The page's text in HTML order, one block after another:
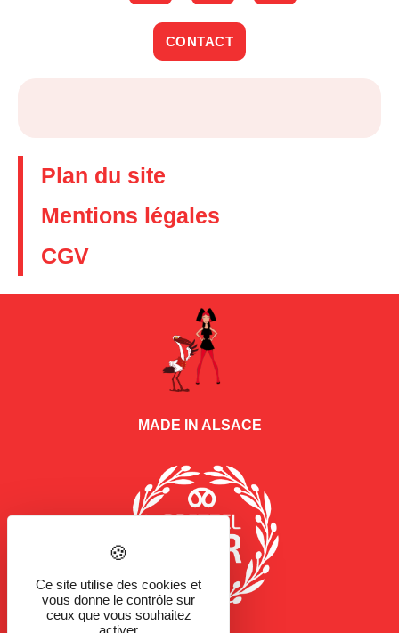
CONTACT
Plan du site
Mentions légales
CGV
MADE IN ALSACE
Ce site utilise des cookies et
vous donne le contrôle sur
ceux que vous souhaitez
activer